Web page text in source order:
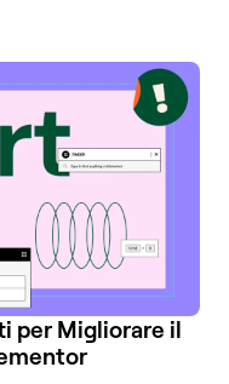
per Migliorare il